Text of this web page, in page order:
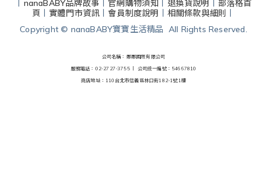
nanaBABY品牌故事 官網購物須知 退換貨說明
部落格首
頁
實體門市資訊 丨會員制度說明 相關條款與細則
Copyright © nanaBABY寶寶生活精品 All Rights Reserved.
公司名稱：娜娜國際有限公司
服務電話：02-2727-3755 丨 公司統一編號：54667810
商店地址：110台北市信義區林口街182-1號1樓